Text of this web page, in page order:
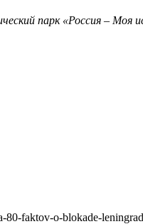
парк «Россия – Моя
80-faktov-o-blokade-